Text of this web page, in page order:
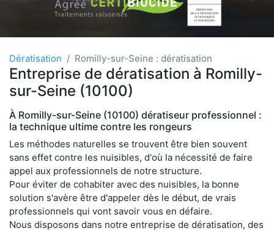
Dératisation Romilly-sur-Seine : dératisation
Entreprise de dératisation à Romilly-
sur-Seine (10100)
À Romilly-sur-Seine (10100) dératiseur professionnel :
la technique ultime contre les rongeurs
Les méthodes naturelles se trouvent être bien souvent
sans effet contre les nuisibles, d'où la nécessité de faire
appel aux professionnels de notre structure.
Pour éviter de cohabiter avec des nuisibles, la bonne
solution s'avère être d'appeler dès le début, de vrais
professionnels qui vont savoir vous en défaire.
Nous disposons dans notre entreprise de dératisation, des